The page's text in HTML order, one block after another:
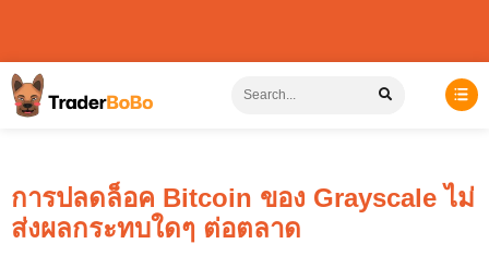
การปลดล็อค Bitcoin ของ Grayscale ไม่
ส่งผลกระทบใดๆ ต่อตลาด